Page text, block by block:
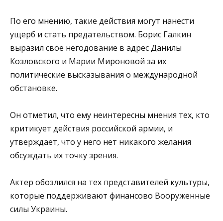
По его мнению, такие действия могут нанести
ущерб и стать предательством. Борис Галкин
выразил свое негодование в адрес Данилы
Козловского и Марии Мироновой за их
политические высказывания о международной
обстановке.
Он отметил, что ему неинтересны мнения тех, кто
критикует действия российской армии, и
утверждает, что у него нет никакого желания
обсуждать их точку зрения.
Актер обозлился на тех представителей культуры,
которые поддерживают финансово Вооруженные
силы Украины.